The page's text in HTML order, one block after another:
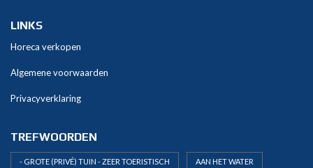
v
e
LINKS
Horeca verkopen
Algemene voorwaarden
Privacyverklaring
TREFWOORDEN
- GROTE (PRIVÉ) TUIN - ZEER TOERISTISCH AAN HET WATER